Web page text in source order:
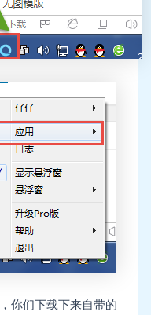
你们下载下来自带的